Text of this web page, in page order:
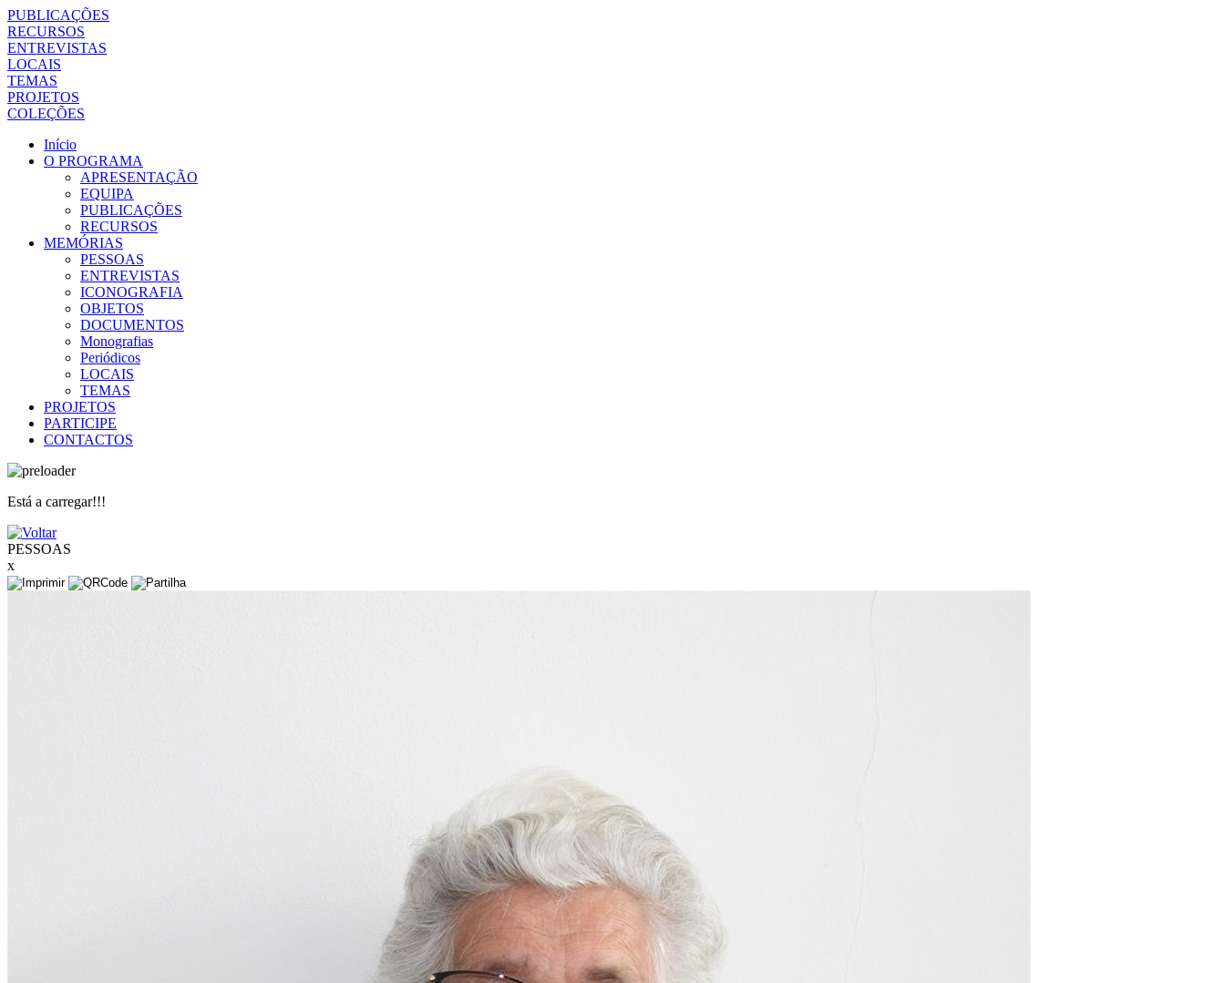
PUBLICAÇÕES
RECURSOS
ENTREVISTAS
LOCAIS
TEMAS
PROJETOS
COLEÇÕES
Início
O PROGRAMA
APRESENTAÇÃO
EQUIPA
PUBLICAÇÕES
RECURSOS
MEMÓRIAS
PESSOAS
ENTREVISTAS
ICONOGRAFIA
OBJETOS
DOCUMENTOS
Monografias
Periódicos
LOCAIS
TEMAS
PROJETOS
PARTICIPE
CONTACTOS
Está a carregar!!!
PESSOAS
x